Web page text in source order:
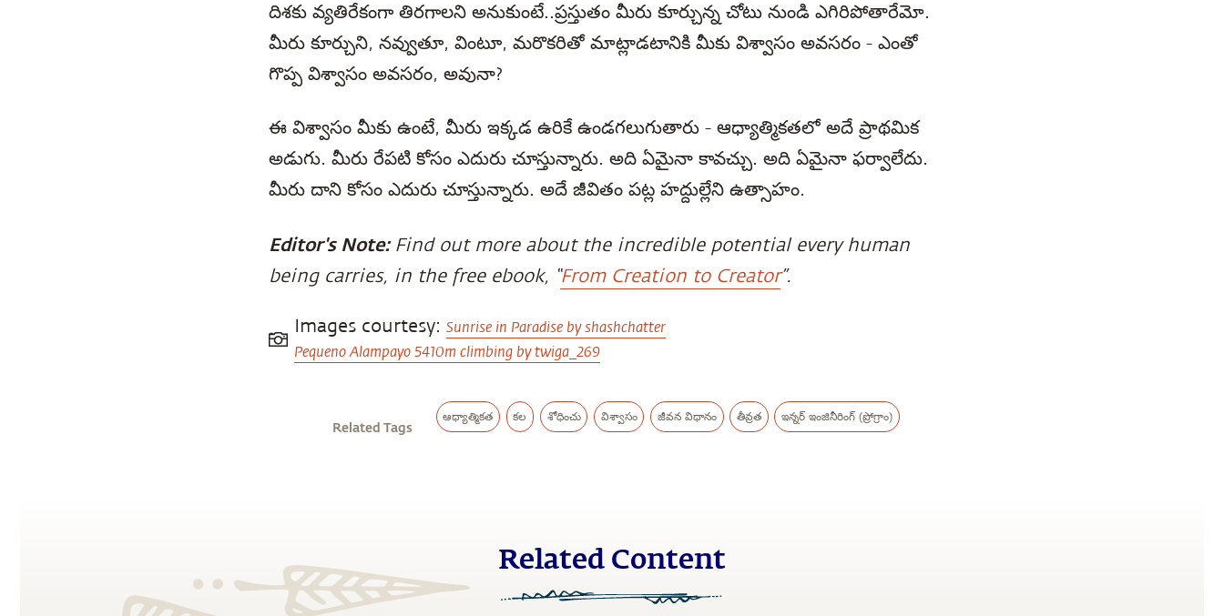
దిశకు వ్యతిరేకంగా తిరగాలని అనుకుంటే..ప్రస్తుతం మీరు కూర్చున్న చోటు నుండి ఎగిరిపోతారేమో.
మీరు కూర్చుని, నవ్వుతూ, వింటూ, మరొకరితో మాట్లాడటానికి మీకు విశ్వాసం అవసరం - ఎంతో
గొప్ప విశ్వాసం అవసరం, అవునా?
ఈ విశ్వాసం మీకు ఉంటే, మీరు ఇక్కడ ఉరికే ఉండగలుగుతారు - ఆధ్యాత్మికతలో అదే ప్రాథమిక
అడుగు. మీరు రేపటి కోసం ఎదురు చూస్తున్నారు. అది ఏమైనా కావచ్చు. అది ఏమైనా ఫర్వాలేదు.
మీరు దాని కోసం ఎదురు చూస్తున్నారు. అదే జీవితం పట్ల హద్దుల్లేని ఉత్సాహం.
Editor's Note: Find out more about the incredible potential every human
being carries, in the free ebook, “From Creation to Creator”.
Images courtesy: Sunrise in Paradise by shashchatter
Pequeno Alampayo 5410m climbing by twiga_269
Related Tags
ఆధ్యాత్మికత కల శోధించు విశ్వాసం జీవన విధానం తీవ్రత ఇన్నర్ ఇంజినీరింగ్ (ప్రోగ్రాం)
Related Content